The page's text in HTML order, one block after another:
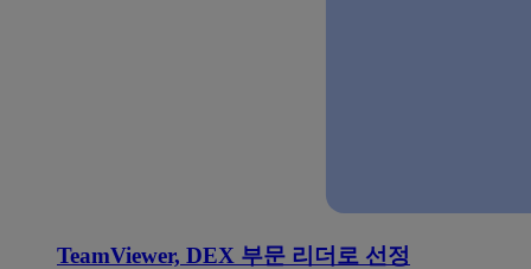
TeamViewer, DEX 부문 리더로 선정